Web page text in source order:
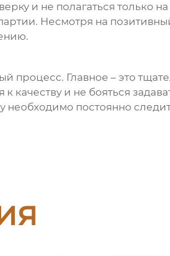
и не полагаться только
Несмотря на
процесс. Главное – это
качеству и не бояться
необходимо постоянно